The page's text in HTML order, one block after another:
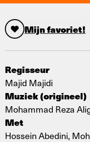
Mijn favoriet!
Regisseur
Majid Majidi
Muziek (origineel)
Mohammad Reza
Met
Hossein Abedini,